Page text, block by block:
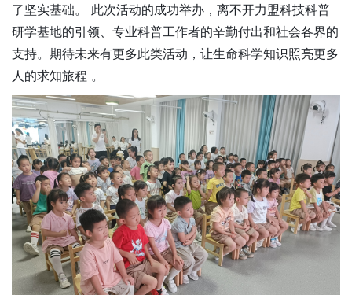
了坚实基础。 此次活动的成功举办，离不开力盟科技科普
研学基地的引领、专业科普工作者的辛勤付出和社会各界的
支持。期待未来有更多此类活动，让生命科学知识照亮更多
人的求知旅程 。